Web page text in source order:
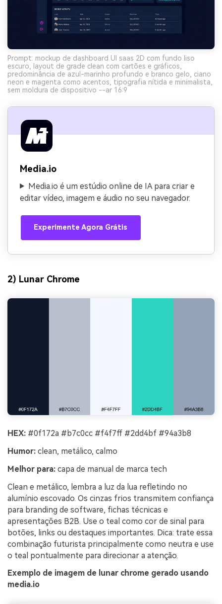
Prompt: mockup de dashboard UI saas 2D com fundo liso
escuro, layout de grade clean com cartões e gráficos,
predominância de azul-marinho profundo e branco gelo, ciano
neon e magenta como acentos, tipografia nítida e minimalista,
sem moldura de dispositivo --ar 16:9
Media.io
Media.io é um estúdio online de IA para criar e
editar vídeo, imagem e áudio no seu navegador.
Experimente Agora Grátis
2) Lunar Chrome
HEX: #0f172a #b7c0cc #f4f7ff #2dd4bf #94a3b8
Humor: clean, metálico, calmo
Melhor para: capa de manual de marca tech
Clean e metálico, lembra a luz da lua refletindo no
alumínio escovado. Os cinzas frios transmitem confiança
para branding de software, fichas técnicas e
apresentações B2B. Use o teal como cor de sinal para
botões, links ou destaques importantes. Dica: trate essa
combinação futurista principalmente como neutra e use
o teal pontualmente para direcionar a atenção.
Exemplo de imagem de lunar chrome gerado usando
media.io